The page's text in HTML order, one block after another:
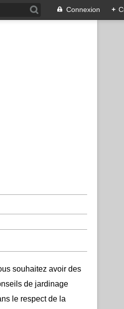
Connexion +
souhaitez avoir des
de jardinage
le respect de la